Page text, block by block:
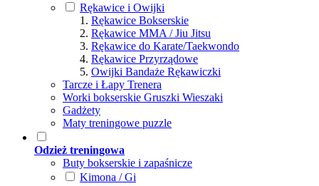
Rękawice i Owijki
Rękawice Bokserskie
Rękawice MMA / Jiu Jitsu
Rękawice do Karate/Taekwondo
Rękawice Przyrządowe
Owijki Bandaże Rękawiczki
Tarcze i Łapy Trenera
Worki bokserskie Gruszki Wieszaki
Gadżety
Maty treningowe puzzle
Odzież treningowa
Buty bokserskie i zapaśnicze
Kimona / Gi